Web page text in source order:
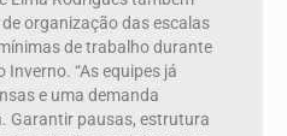
organização das escalas
de trabalho durante
“As equipes já
e uma demanda
Garantir pausas, estrutura